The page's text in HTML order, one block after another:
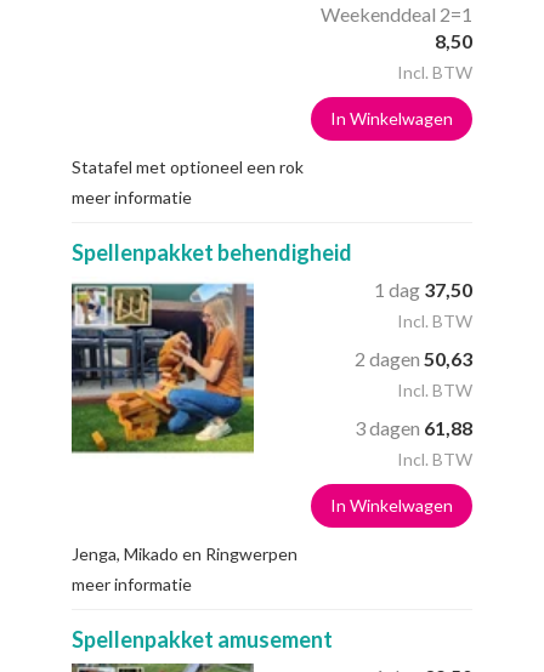
Weekenddeal 2=1
8,50
Incl. BTW
In Winkelwagen
Statafel met optioneel een rok
meer informatie
Spellenpakket behendigheid
1 dag 37,50
Incl. BTW
2 dagen 50,63
Incl. BTW
3 dagen 61,88
Incl. BTW
In Winkelwagen
Jenga, Mikado en Ringwerpen
meer informatie
Spellenpakket amusement